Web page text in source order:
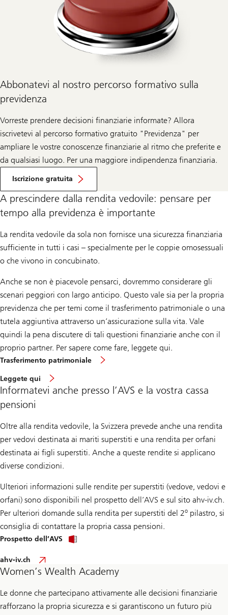
Abbonatevi al nostro percorso formativo sulla
previdenza
Vorreste prendere decisioni finanziarie informate? Allora
iscrivetevi al percorso formativo gratuito "Previdenza" per
ampliare le vostre conoscenze finanziarie al ritmo che preferite e
da qualsiasi luogo. Per una maggiore indipendenza finanziaria.
Iscrizione gratuita
Percorso
formativo
A prescindere dalla rendita vedovile: pensare per
tempo alla previdenza è importante
La rendita vedovile da sola non fornisce una sicurezza finanziaria
sufficiente in tutti i casi – specialmente per le coppie omosessuali
o che vivono in concubinato.
Anche se non è piacevole pensarci, dovremmo considerare gli
scenari peggiori con largo anticipo. Questo vale sia per la propria
previdenza che per temi come il trasferimento patrimoniale o una
tutela aggiuntiva attraverso un’assicurazione sulla vita. Vale
quindi la pena discutere di tali questioni finanziarie anche con il
proprio partner. Per sapere come fare, leggete qui.
Trasferimento patrimoniale
Leggete qui
Informatevi anche presso l’AVS e la vostra cassa
pensioni
Oltre alla rendita vedovile, la Svizzera prevede anche una rendita
per vedovi destinata ai mariti superstiti e una rendita per orfani
destinata ai figli superstiti. Anche a queste rendite si applicano
diverse condizioni.
Ulteriori informazioni sulle rendite per superstiti (vedove, vedovi e
orfani) sono disponibili nel prospetto dell’AVS e sul sito ahv-iv.ch.
Per ulteriori domande sulla rendita per superstiti del 2o pilastro, si
consiglia di contattare la propria cassa pensioni.
Prospetto dell’AVS
ahv-iv.ch
Women’s Wealth Academy
Le donne che partecipano attivamente alle decisioni finanziarie
rafforzano la propria sicurezza e si garantiscono un futuro più